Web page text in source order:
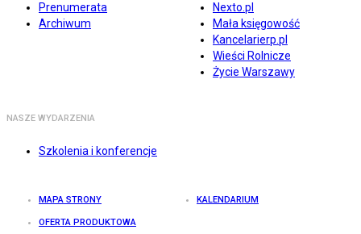
Prenumerata
Archiwum
Nexto.pl
Mała księgowość
Kancelarierp.pl
Wieści Rolnicze
Życie Warszawy
NASZE WYDARZENIA
Szkolenia i konferencje
MAPA STRONY KALENDARIUM
OFERTA PRODUKTOWA